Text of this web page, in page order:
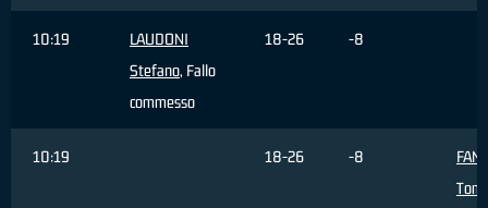
10:19
LAUDONI
Stefano, Fallo
commesso
18-26 -8
10:19 18-26 -8